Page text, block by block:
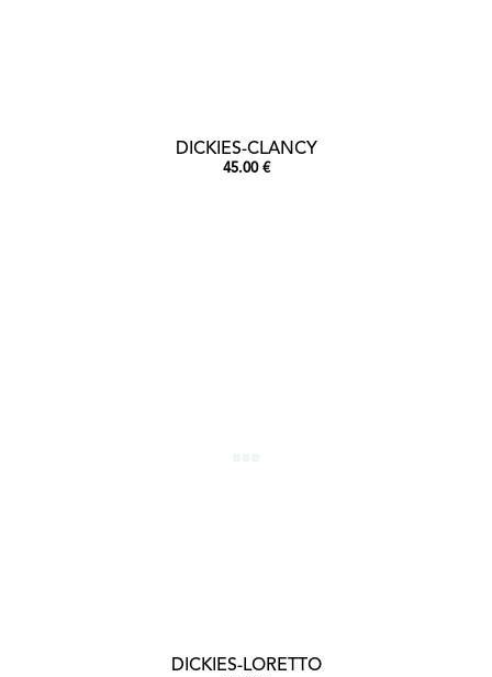
DICKIES-CLANCY
45.00 €
DICKIES-LORETTO